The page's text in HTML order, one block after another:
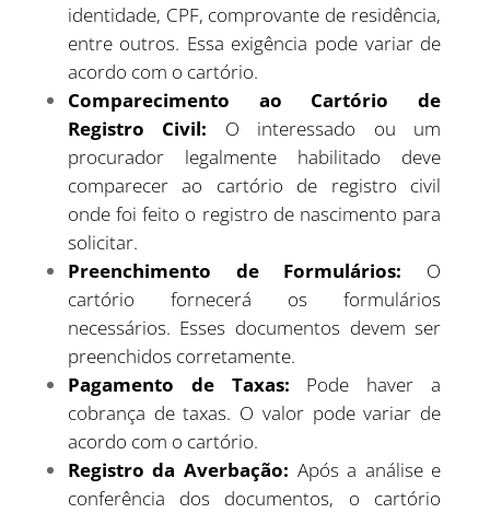
identidade, CPF, comprovante de residência,
entre outros. Essa exigência pode variar de
acordo com o cartório.
Comparecimento ao Cartório de
Registro Civil: O interessado ou um
procurador legalmente habilitado deve
comparecer ao cartório de registro civil
onde foi feito o registro de nascimento para
solicitar.
Preenchimento de Formulários: O
cartório fornecerá os formulários
necessários. Esses documentos devem ser
preenchidos corretamente.
Pagamento de Taxas: Pode haver a
cobrança de taxas. O valor pode variar de
acordo com o cartório.
Registro da Averbação: Após a análise e
conferência dos documentos, o cartório